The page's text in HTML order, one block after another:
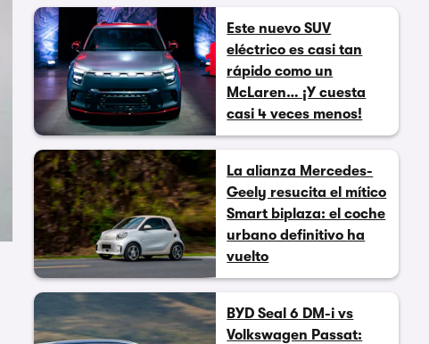
Este nuevo SUV
eléctrico es casi tan
rápido como un
McLaren… ¡Y cuesta
casi 4 veces menos!
La alianza Mercedes-
Geely resucita el mítico
Smart biplaza: el coche
urbano definitivo ha
vuelto
BYD Seal 6 DM-i vs
Volkswagen Passat: